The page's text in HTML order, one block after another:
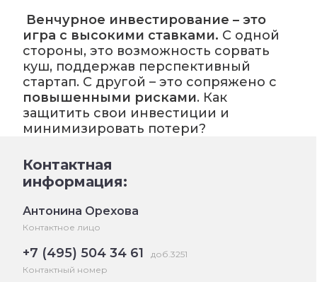
Венчурное инвестирование – это
игра с высокими ставками. С одной
стороны, это возможность сорвать
куш, поддержав перспективный
стартап. С другой – это сопряжено с
повышенными рисками. Как
защитить свои инвестиции и
минимизировать потери?
Контактная
информация:
Антонина Орехова
Контактное лицо
+7 (495) 504 34 61
доб.3251
Контактный номер